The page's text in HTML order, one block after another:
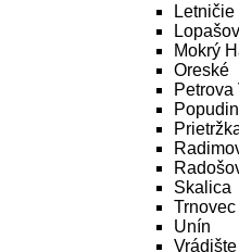
Letničie
Lopašov
Mokrý
Oreské
Petrova
Skalica
Trnovec
Unín
Vrádište